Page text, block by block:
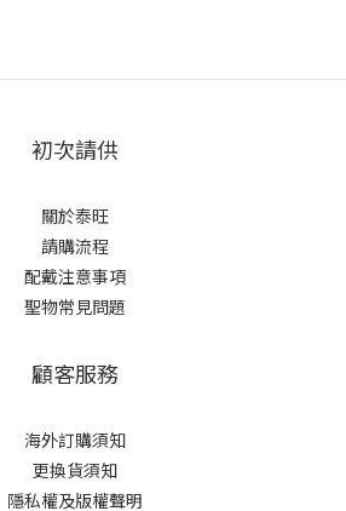
初次請供
關於泰旺
請購流程
配戴注意事項
聖物常見問題
顧客服務
海外訂購須知
更換貨須知
隱私權及版權聲明